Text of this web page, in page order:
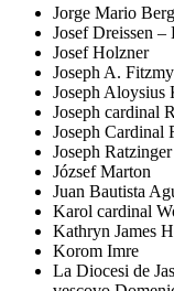
Jorge Mario
Josef Dreissen –
Josef Holzner
Joseph A.
Joseph Aloysius
Joseph cardinal
Joseph Cardinal
Joseph
József Marton
Juan Bautista
Karol cardinal
Kathryn James
Korom Imre
La Diocesi de